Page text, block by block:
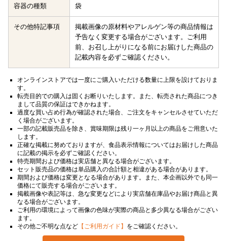
容器の種類 袋
その他特記事項
掲載画像の原材料やアレルゲン等の商品情報は
予告なく変更する場合がございます。ご利用
前、お召し上がりになる前にお届けした商品の
記載内容を必ずご確認ください。
オンラインストアでは一度にご購入いただける数量に上限を設けておりま
す。
転売目的での購入は固くお断りいたします。また、転売された商品につき
まして品質の保証はできかねます。
過度な買い占め行為が確認された場合、ご注文をキャンセルさせていただ
く場合がございます。
一部の記載販売品を除き、賞味期限は残り一ヶ月以上の商品をご用意いた
します。
正確な掲載に努めておりますが、食品表示情報についてはお届けした商品
に記載の掲示を必ずご確認ください。
特売期間および価格は実店舗と異なる場合がございます。
セット販売品の価格は単品購入の合計額と相違がある場合があります。
期間および価格は変更となる場合があります。また、本企画以外でも同一
価格にて販売する場合がございます。
掲載画像や表記等は、急な変更などにより実店舗在庫品やお届け商品と異
なる場合がございます。
ご利用の環境によって画像の色味が実際の商品と多少異なる場合がござい
ます。
その他ご不明な点など 【ご利用ガイド】 をご確認ください。